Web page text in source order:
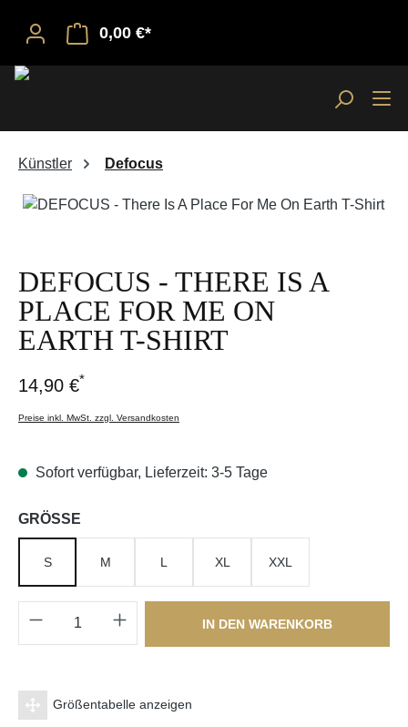
0,00 €*
Künstler Defocus
Bildergalerie überspringen
DEFOCUS - THERE IS A
PLACE FOR ME ON
EARTH T-SHIRT
14,90 €*
Preise inkl. MwSt. zzgl. Versandkosten
Sofort verfügbar, Lieferzeit: 3-5 Tage
GRÖSSE
S M L XL XXL
Produkt Anzahl: Gib den gewünschten
IN DEN WARENKORB
Größentabelle anzeigen